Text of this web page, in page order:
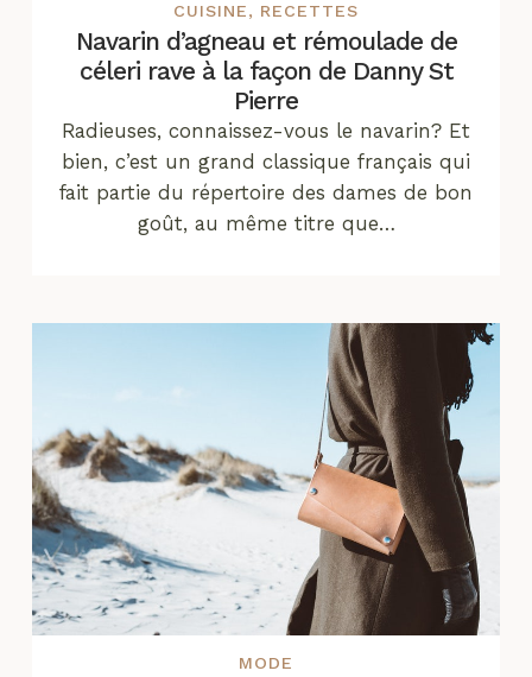
CUISINE, RECETTES
Navarin d’agneau et rémoulade de
céleri rave à la façon de Danny St
Pierre
Radieuses, connaissez-vous le navarin? Et
bien, c’est un grand classique français qui
fait partie du répertoire des dames de bon
goût, au même titre que…
MODE